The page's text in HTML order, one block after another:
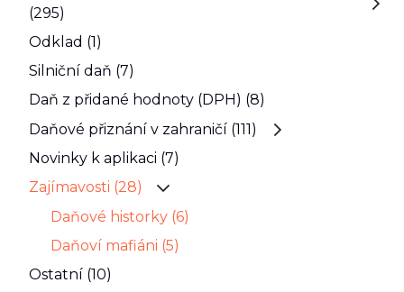
(295)
Odklad (1)
Silniční daň (7)
Daň z přidané hodnoty (DPH) (8)
Daňové přiznání v zahraničí (111)
Novinky k aplikaci (7)
Zajímavosti (28)
Daňové historky (6)
Daňoví mafiáni (5)
Ostatní (10)